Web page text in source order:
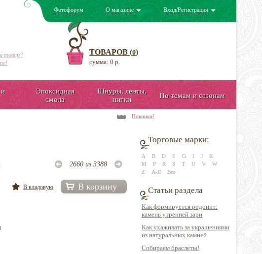
товар?
Фотофорум О магазине Вход/Регистрация
ТОВАРОВ (0)
сумма: 0 р.
Эпоксидная
смола
Шнуры, ленты,
нитки
По темам и сезонам
Новинки!
2660 из 3388
В корзину
В кладовую
Торговые марки:
A B D E G I J
K
M
P R S T U V
W
Z
А-Я Все
Статьи раздела
Как формируется родонит:
камень утренней зари
Как ухаживать за украшениями
из натуральных камней
Собираем браслеты!